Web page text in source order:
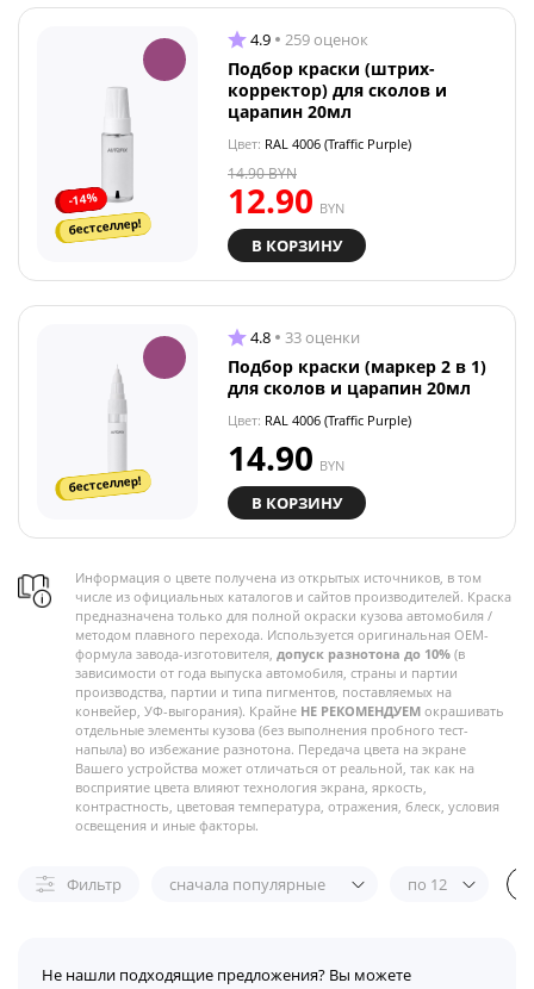
-14%
бестселлер!
4.9 259 оценок
Подбор краски (штрих-
корректор) для сколов и
царапин 20мл
Цвет: RAL 4006 (Traffic Purple)
12.90 BYN
14.90BYN
В КОРЗИНУ
бестселлер!
4.8 33 оценки
Подбор краски (маркер 2 в 1)
для сколов и царапин 20мл
Цвет: RAL 4006 (Traffic Purple)
14.90 BYN
В КОРЗИНУ
Информация о цвете получена из открытых источников, в том
числе из официальных каталогов и сайтов производителей. Краска
предназначена только для полной окраски кузова автомобиля /
методом плавного перехода. Используется оригинальная OEM-
формула завода-изготовителя, допуск разнотона до 10% (в
зависимости от года выпуска автомобиля, страны и партии
производства, партии и типа пигментов, поставляемых на
конвейер, УФ-выгорания). Крайне НЕ РЕКОМЕНДУЕМ окрашивать
отдельные элементы кузова (без выполнения пробного тест-
напыла) во избежание разнотона. Передача цвета на экране
Вашего устройства может отличаться от реальной, так как на
восприятие цвета влияют технология экрана, яркость,
контрастность, цветовая температура, отражения, блеск, условия
освещения и иные факторы.
Фильтр сначала популярные по 12
Не нашли подходящие предложения? Вы можете